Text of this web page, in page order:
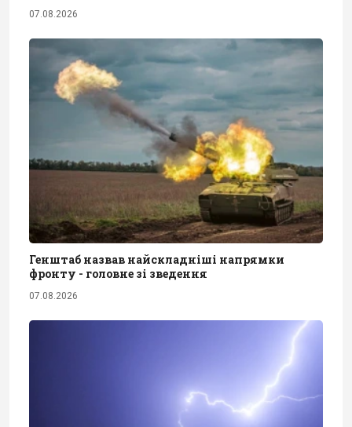
07.08.2026
Генштаб назвав найскладніші напрямки
фронту - головне зі зведення
07.08.2026